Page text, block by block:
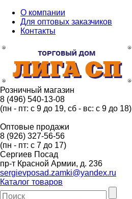
О компании
Для оптовых заказчиков
Контакты
Розничный магазин
8 (496) 540-13-08
(пн - пт: с 9 до 19, сб - вс: с 9 до 18)
Оптовые продажи
8 (926) 327-56-56
(пн - пт: с 7 до 17)
Сергиев Посад
пр-т Красной Армии, д. 236
sergievposad.zamki@yandex.ru
Каталог товаров